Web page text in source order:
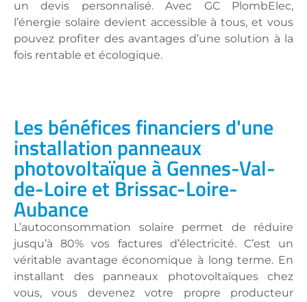
un devis personnalisé. Avec GC PlombElec,
l’énergie solaire devient accessible à tous, et vous
pouvez profiter des avantages d’une solution à la
fois rentable et écologique.
Les bénéfices financiers d'une
installation panneaux
photovoltaïque à Gennes-Val-
de-Loire et Brissac-Loire-
Aubance
L’autoconsommation solaire permet de réduire
jusqu’à 80% vos factures d’électricité. C’est un
véritable avantage économique à long terme. En
installant des panneaux photovoltaïques chez
vous, vous devenez votre propre producteur